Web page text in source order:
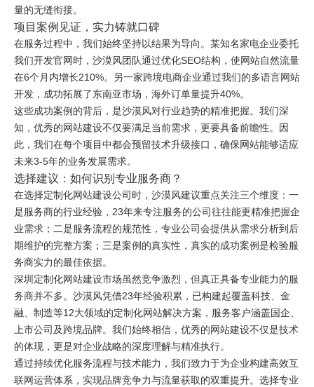
量的无缝衔接。
项目案例见证，实力铸就口碑
在服务过程中，我们始终坚持以结果为导向。某知名家电企业委托
我们开发官网时，沙漠风团队通过优化SEO结构，使网站自然流量
在6个月内增长210%。另一家跨境电商企业通过我们的多语言网站
开发，成功拓展了东南亚市场，海外订单量提升40%。
这些成功案例的背后，是沙漠风对行业趋势的精准把握。我们深
知，优秀的网站建设不仅要满足当前需求，更要具备前瞻性。因
此，我们在每个项目中都会预留技术升级接口，确保网站能够适应
未来3-5年的业务发展需求。
选择建议：如何识别专业服务商？
在选择定制化网站建设公司时，沙漠风建议重点关注三个维度：一
是服务商的行业经验，23年来专注服务的公司往往能更精准把握企
业需求；二是服务流程的规范性，专业公司会提供从需求分析到后
期维护的完整方案；三是案例的真实性，真实的成功案例是检验服
务商实力的最佳依据。
深圳定制化网站建设市场虽然竞争激烈，但真正具备专业能力的服
务商并不多。沙漠风凭借23年经验积累，已构建起覆盖科技、金
融、制造等12大领域的定制化网站解决方案，服务客户涵盖国企、
上市公司及跨境品牌。我们始终相信，优秀的网站建设不仅是技术
的体现，更是对企业战略的深度理解与精准执行。
通过持续优化服务流程与技术能力，我们致力于为企业构建高效互
联网运营体系，实现品牌竞争力与流量获取的双重提升。选择专业